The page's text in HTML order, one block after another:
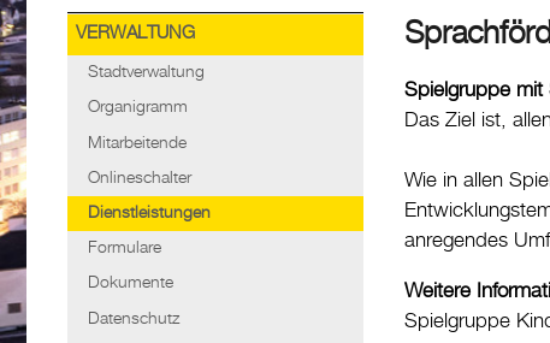
VERWALTUNG
Stadtverwaltung
Organigramm
Mitarbeitende
Onlineschalter
Dienstleistungen
Formulare
Dokumente
Datenschutz
Spielgruppe mit
Das Ziel ist,
Wie in allen
anregendes
Weitere
Spielgruppe